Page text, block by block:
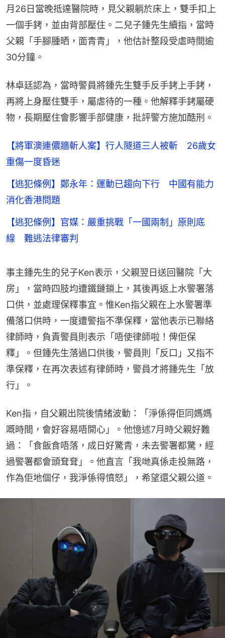
月26日當晚抵達醫院時，見父親躺於床上，雙手扣上
一個手銬，並由背部壓住。二兒子鍾先生續指，當時
父親「手腳腫晒，面青青」，他估計整段受虐時間逾
30分鐘。
林卓廷認為，當時警員將鍾先生雙手反手銬上手銬，
再將上身壓住雙手，屬虐待的一種。他解釋手銬屬硬
物，長期壓住會影響手部健康，批評警方施加酷刑。
【將軍澳連儂牆斬人案】行人隧道三人被斬 26歲女
重傷一度昏迷
【逃犯條例】鄭永年：運動已趨向下行 中國有能力
消化香港問題
【逃犯條例】官媒：嚴重挑戰「一國兩制」原則底
線 難逃法律審判
事主鍾先生的兒子Ken表示，父親翌日送回醫院「大
房」，當時四肢均遭鐵鏈鎖上，其後再返上水警署落
口供，並處理保釋事宜。惟Ken指父親在上水警署準
備落口供時，一度遭警指不準保釋，當他表示已聯絡
律師時，負責警員則表示「唔使律師啦！俾佢保
釋」。但鍾先生落過口供後，警員則「反口」又指不
準保釋，在再次表述有律師時，警員才將鍾先生「放
行」。
Ken指，自父親出院後情緒波動：「淨係得佢同媽媽
嘅時間，會好容易唔開心」。他憶述7月時父親好難
過：「食飯食唔落，成日好驚青，未去警署都驚，經
過警署都會頭耷耷」。他直言「我哋真係走投無路，
作為佢地個仔，我淨係得憤怒」，希望還父親公道。